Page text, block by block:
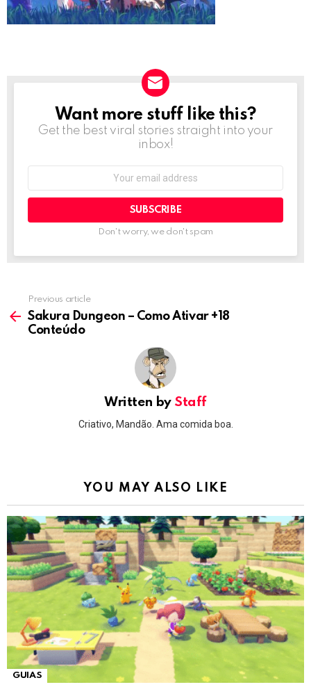
NEWSLETTER
Want more stuff like this?
Get the best viral stories straight into your
inbox!
Don't worry, we don't spam
more
Previous article
Sakura Dungeon – Como Ativar +18
Conteúdo
Written by Staff
Criativo, Mandão. Ama comida boa.
YOU MAY ALSO LIKE
GUIAS